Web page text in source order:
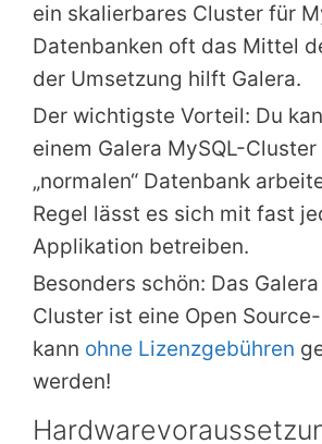
ein skalierbares Cluster für
Datenbanken oft das Mittel
der Umsetzung hilft Galera.
Der wichtigste Vorteil: Du
einem Galera MySQL-
„normalen“ Datenbank
Regel lässt es sich mit fast
Applikation betreiben.
Besonders schön: Das
Cluster ist eine Open
kann ohne Lizenzgebühren
werden!